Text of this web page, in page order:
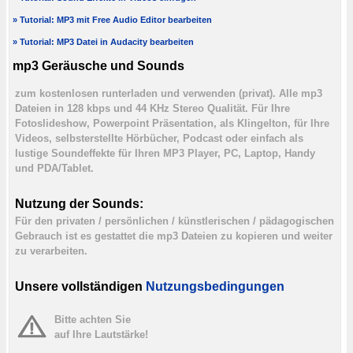
» Tutorial: MP3 mit Free Audio Editor bearbeiten
» Tutorial: MP3 Datei in Audacity bearbeiten
mp3 Geräusche und Sounds
zum kostenlosen runterladen und verwenden (privat). Alle mp3
Dateien in 128 kbps und 44 KHz Stereo Qualität. Für Ihre
Fotoslideshow, Powerpoint Präsentation, als Klingelton, für Ihre
Videos, selbsterstellte Hörbücher, Podcast oder einfach als
lustige Soundeffekte für Ihren MP3 Player, PC, Laptop, Handy
und PDA/Tablet.
Nutzung der Sounds:
Für den privaten / persönlichen / künstlerischen / pädagogischen
Gebrauch ist es gestattet die mp3 Dateien zu kopieren und weiter
zu verarbeiten.
Unsere vollständigen Nutzungsbedingungen
Bitte achten Sie
auf Ihre Lautstärke!